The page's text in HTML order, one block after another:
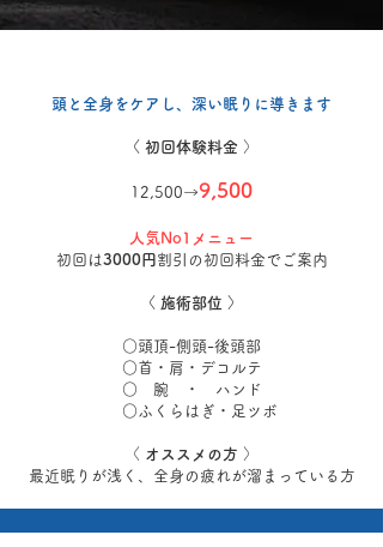
頭 と全身をケアし、 深い眠りに導きます
〈 初回体験料金 〉
12,500→9,500
人気No1メニュー
​初回は3000円割引の初回料金でご案内
〈 施術部位 〉
○頭頂-側頭-後頭部
​○首・肩・デコルテ
○ 腕 ・ ハンド
○ふくらはぎ・足ツボ
〈 オススメの方 〉
最近眠りが浅く、全身の疲れが溜まっている方